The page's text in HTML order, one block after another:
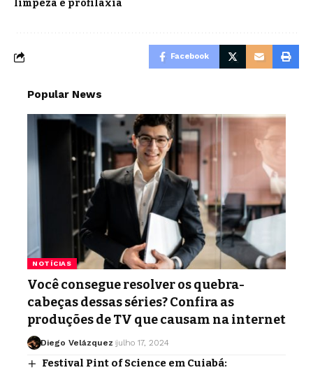
limpeza e profilaxia
Facebook
Popular News
NOTÍCIAS
Você consegue resolver os quebra-
cabeças dessas séries? Confira as
produções de TV que causam na internet
Diego Velázquez julho 17, 2024
Festival Pint of Science em Cuiabá: